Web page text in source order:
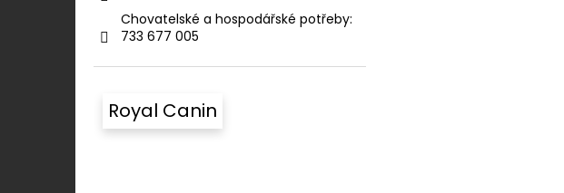
Chovatelské a hospodářské potřeby:​​⠀
733 677 005
Royal Canin